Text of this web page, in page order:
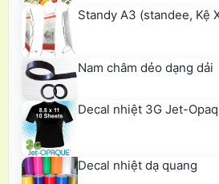
Standy A3 (standee, Kệ
Nam châm dẻo dạng dải
Decal nhiệt 3G Jet-
Decal nhiệt dạ quang